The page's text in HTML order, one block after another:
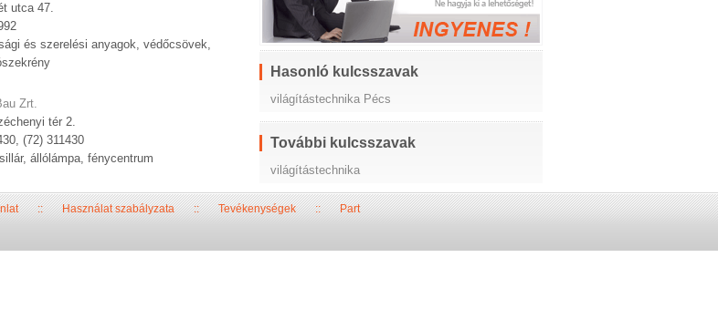
utca 47.
és szerelési anyagok, védőcsövek,
Zrt.
tér 2.
(72) 311430
állólámpa, fénycentrum
Hasonló kulcsszavak
világítástechnika Pécs
További kulcsszavak
világítástechnika
::Használat szabályzata::Tevékenységek::Part